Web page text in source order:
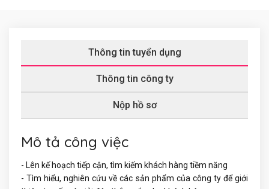
Thông tin tuyển dụng
Thông tin công ty
Nộp hồ sơ
Mô tả công việc
- Lên kế hoạch tiếp cận, tìm kiếm khách hàng tiềm năng
- Tìm hiểu, nghiên cứu về các sản phẩm của công ty để giới